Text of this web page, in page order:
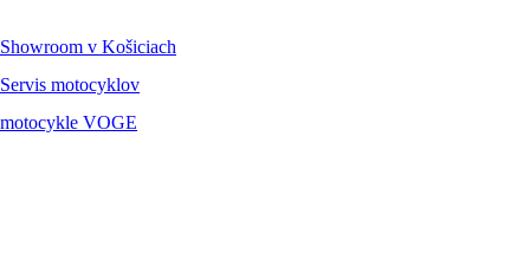
Showroom v Košiciach
Servis motocyklov
motocykle VOGE